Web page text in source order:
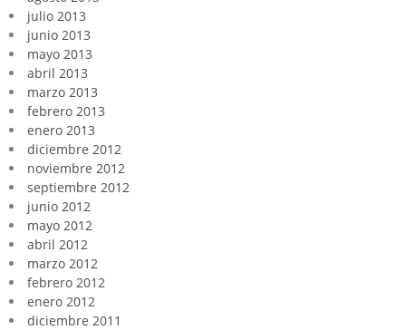
julio 2013
junio 2013
mayo 2013
abril 2013
marzo 2013
febrero 2013
enero 2013
diciembre 2012
noviembre 2012
septiembre 2012
junio 2012
mayo 2012
abril 2012
marzo 2012
febrero 2012
enero 2012
diciembre 2011